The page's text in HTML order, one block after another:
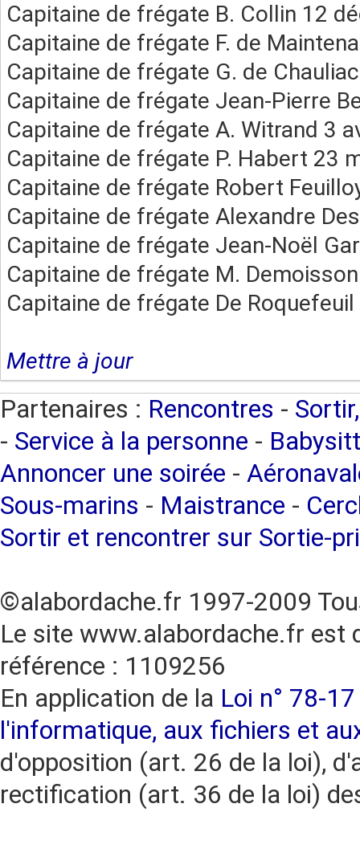
Capitaine de frégate B. Collin 12
Capitaine de frégate F. de
Capitaine de frégate G. de
Capitaine de frégate Jean-Pierre
Capitaine de frégate A. Witrand 3
Capitaine de frégate P. Habert 23
Capitaine de frégate Robert
Capitaine de frégate Alexandre
Capitaine de frégate Jean-Noël
Capitaine de frégate M.
Capitaine de frégate De Roquefeuil
Mettre à jour
Partenaires : Rencontres -
- Service à la personne -
Annoncer une soirée -
Sous-marins - Maistrance -
Sortir et rencontrer sur Sortie-
©alabordache.fr 1997-2009
Le site www.alabordache.fr est
référence : 1109256
En application de la Loi n° 78-
l'informatique, aux fichiers et
d'opposition (art. 26 de la loi),
rectification (art. 36 de la loi)